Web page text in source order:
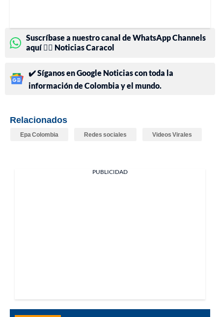
Suscríbase a nuestro canal de WhatsApp Channels
aquí 👉🏻 Noticias Caracol
✔️ Síganos en Google Noticias con toda la
información de Colombia y el mundo.
Relacionados
Epa Colombia Redes sociales Videos Virales
PUBLICIDAD